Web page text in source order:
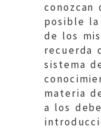
conozcan
posible
de los
recuerda
sistema
materia
a los